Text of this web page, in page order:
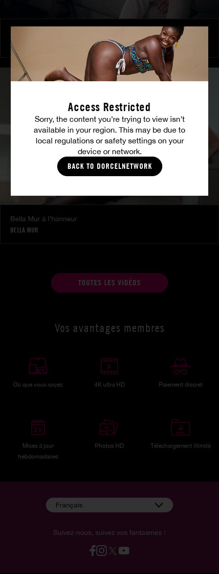
Access Restricted
Sorry, the content you’re trying to view isn’t
available in your region. This may be due to
local regulations or safety settings on your
device or network.
BACK TO DORCELNETWORK
Amitié brûlante
MILENA RAY
Bella Mur à l’honneur
BELLA MUR
TOUTES LES VIDÉOS
Vos avantages membres
Où que vous soyez 4K ultra HD Paiement discret
Mises à jour
hebdomadaires
Photos HD Téléchargement illimité
Suivez-nous, suivez vos fantasmes :
Français